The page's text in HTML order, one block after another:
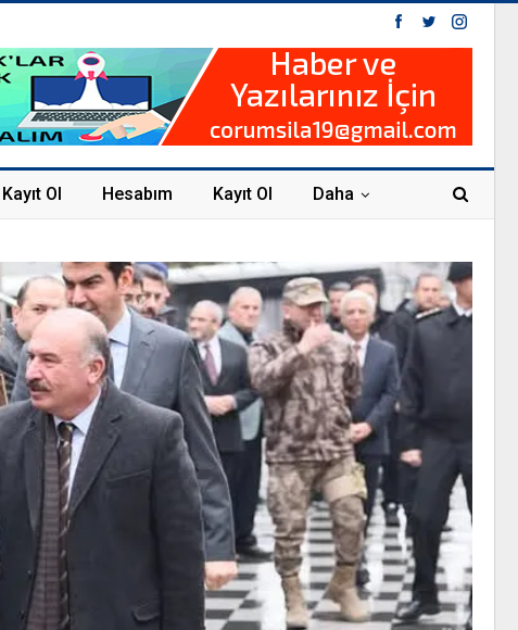
Ol Hesabım Kayıt Ol Daha